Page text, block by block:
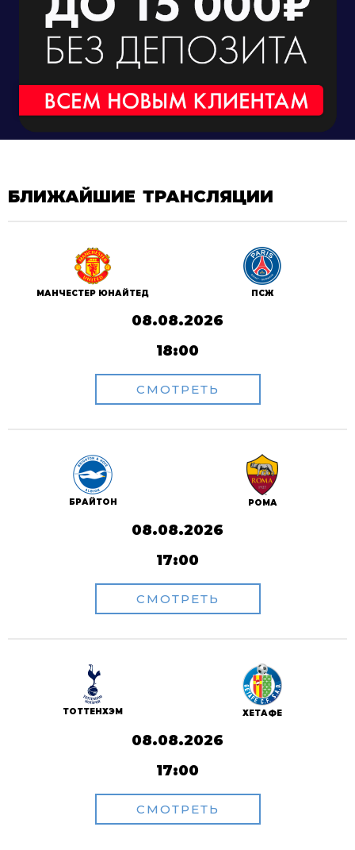
БЛИЖАЙШИЕ ТРАНСЛЯЦИИ
МАНЧЕСТЕР ЮНАЙТЕД ПСЖ
08.08.2026
18:00
СМОТРЕТЬ
БРАЙТОН РОМА
08.08.2026
17:00
СМОТРЕТЬ
ТОТТЕНХЭМ ХЕТАФЕ
08.08.2026
17:00
СМОТРЕТЬ